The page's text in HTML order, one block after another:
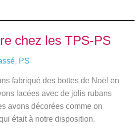
chez les TPS-PS
, PS
fabriqué des bottes de Noël en
lacées avec de jolis rubans
avons décorées comme on
était à notre disposition.